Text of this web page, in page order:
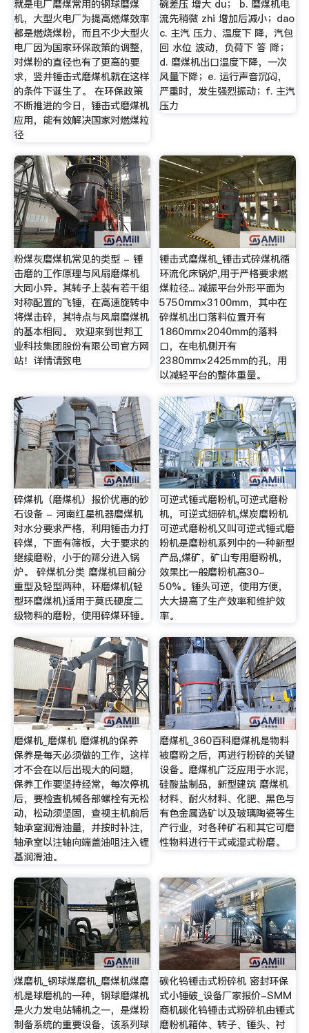
就是电厂磨煤常用的钢球磨煤
机，大型火电厂为提高燃煤效率
都是燃烧煤粉，而且不少大型火
电厂因为国家环保政策的调整，
对煤粉的直径也有了更高的要
求，竖井锤击式磨煤机就在这样
的条件下诞生了。 在环保政策
不断推进的今日，锤击式磨煤机
应用，能有效解决国家对燃煤粒
径
碗差压 增大 du； b. 磨煤机电
流先稍微 zhi 增加后减小；dao
c. 主汽 压力、温度下 降，汽包
回 水位 波动，负荷下 答 降；
d. 磨煤机出口温度下降，一次
风量下降；e. 运行声音沉闷，
严重时，发生强烈振动；f. 主汽
压力
粉煤灰磨煤机常见的类型 - 锤
击磨的工作原理与风扇磨煤机
大同小异。其转子上装有若干组
对称配置的飞锤，在高速旋转中
将煤击碎，其特点与风扇磨煤机
的基本相同。 欢迎来到世邦工
业科技集团股份有限公司官方网
站！详情请致电
锤击式磨煤机_锤击式碎煤机循
环流化床锅炉,用于严格要求燃
煤粒径... 减振平台外形平面为
5750mm×3100mm，其中在
碎煤机出口落料位置开有
1860mm×2040mm的落料
口，在电机侧开有
2380mm×2425mm的孔，用
以减轻平台的整体重量。
碎煤机（磨煤机）报价优惠的砂
石设备 - 河南红星机器磨煤机
对水分要求严格，利用锤击力打
碎煤，下面有筛板，大于要求的
继续磨粉，小于的筛分进入锅
炉。 碎煤机分类 磨煤机目前分
重型及轻型两种，环磨煤机(轻
型环磨煤机)适用于莫氏硬度二
级物料的磨粉，使用碎煤环锤。
可逆式锤式磨粉机,可逆式磨粉
机，可逆式细碎机,煤炭磨粉机
可逆式磨粉机又叫可逆式锤式磨
粉机是磨粉机系列中的一种新型
产品,煤矿，矿山专用磨粉机，
效果比一般磨粉机高30-
50%。锤头可逆，使用方便，
大大提高了生产效率和维护效
率。
磨煤机_磨煤机 磨煤机的保养
保养是每天必须做的工作，这样
才不会在以后出现大的问题，
保养工作要坚持经常，每次停机
后，要检查机械各部螺栓有无松
动，松动须坚固，查视主机前后
轴承室润滑油量，并按时补注，
轴承室以注轴向端盖油咀注入锂
基润滑油。
磨煤机_360百科磨煤机是物料
被磨粉之后，再进行粉碎的关键
设备。磨煤机广泛应用于水泥，
硅酸盐制品，新型建筑 磨煤机
材料、耐火材料、化肥、黑色与
有色金属选矿以及玻璃陶瓷等生
产行业，对各种矿石和其它可磨
性物料进行干式或湿式粉磨。
煤磨机_钢球煤磨机_磨煤机煤磨
机是球磨机的一种，钢球磨煤机
是火力发电站辅机之一，是煤粉
制备系统的重要设备，该系列球
碳化钨锤击式粉碎机 密封环保
式小锤破_设备厂家报价-SMM
商机碳化钨锤击式粉碎机由锤式
磨粉机箱体、转子、锤头、衬